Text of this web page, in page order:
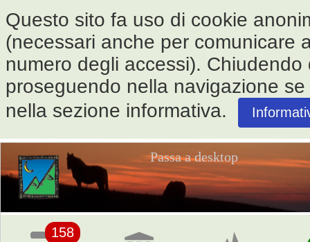
Questo sito fa uso di cookie
(necessari anche per comunicare
numero degli accessi).
proseguendo nella navigazione
nella sezione informativa.
Pagina
iniziale
158
Passa a desktop